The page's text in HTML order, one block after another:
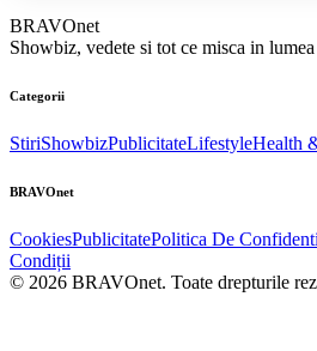
BRAVOnet
Showbiz, vedete si tot ce misca in
Categorii
StiriShowbizPublicitateLifestyleHealth
BRAVOnet
CookiesPublicitatePolitica De
Condiții
© 2026 BRAVOnet. Toate drepturile